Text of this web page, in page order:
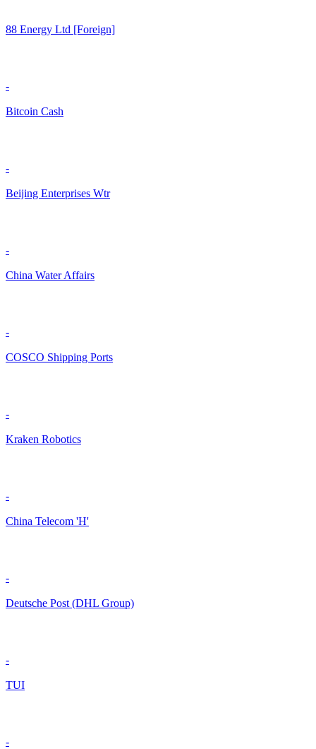
88 Energy Ltd [Foreign]
-
Bitcoin Cash
-
Beijing Enterprises Wtr
-
China Water Affairs
-
COSCO Shipping Ports
-
Kraken Robotics
-
China Telecom 'H'
-
Deutsche Post (DHL Group)
-
TUI
-